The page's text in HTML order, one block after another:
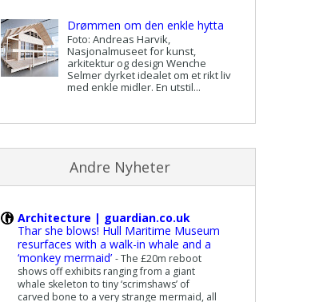
Drømmen om den enkle hytta
Foto: Andreas Harvik,
Nasjonalmuseet for kunst,
arkitektur og design Wenche
Selmer dyrket idealet om et rikt liv
med enkle midler. En utstil...
Andre Nyheter
Architecture | guardian.co.uk
Thar she blows! Hull Maritime Museum
resurfaces with a walk-in whale and a
‘monkey mermaid’ -The £20m reboot
shows off exhibits ranging from a giant
whale skeleton to tiny ‘scrimshaws’ of
carved bone to a very strange mermaid, all